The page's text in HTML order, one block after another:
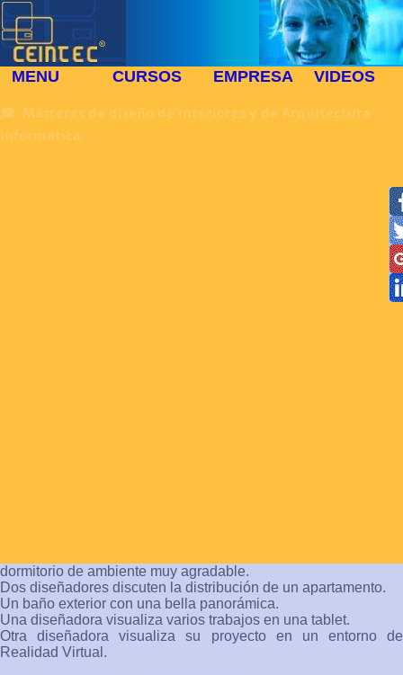
MENU CURSOS EMPRESA
VIDEOS
🎓 Másteres de diseño de interiores y de Arquitectura
informática
dormitorio de ambiente muy agradable.
Dos diseñadores discuten la distribución de un apartamento.
Un baño exterior con una bella panorámica.
Una diseñadora visualiza varios trabajos en una tablet.
Otra diseñadora visualiza su proyecto en un entorno de
Realidad Virtual.